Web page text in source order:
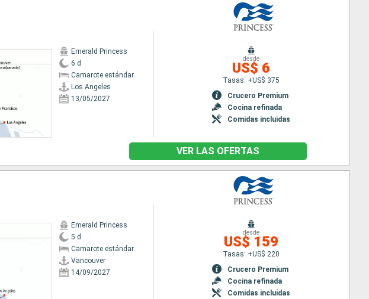
Emerald Princess
6 d
Camarote estándar
Los Angeles
13/05/2027
desde
US$ 6
Tasas: +US$ 375
Crucero Premium
Cocina refinada
Comidas incluidas
VER LAS OFERTAS
Emerald Princess
5 d
Camarote estándar
Vancouver
14/09/2027
desde
US$ 159
Tasas: +US$ 220
Crucero Premium
Cocina refinada
Comidas incluidas